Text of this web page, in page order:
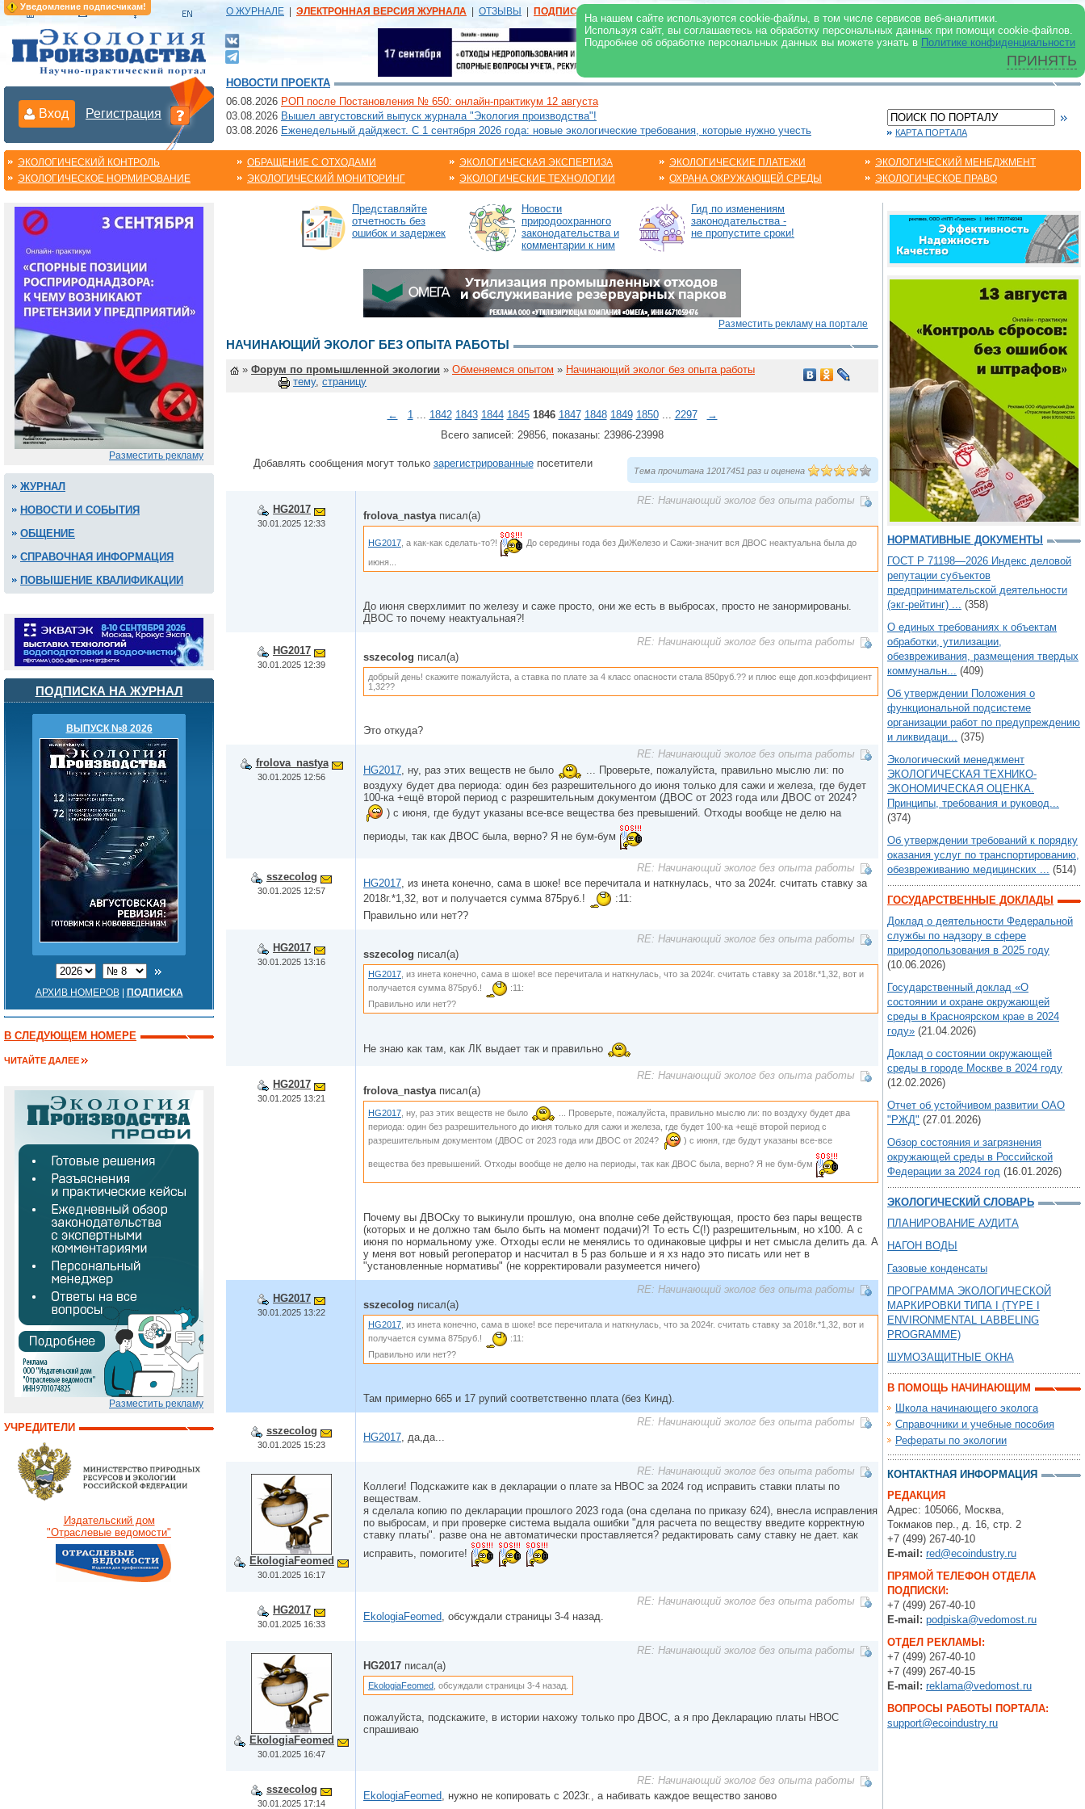
Уведомление подписчикам!
На нашем сайте используются cookie-файлы, в том числе сервисов веб-аналитики.
Используя сайт, вы соглашаетесь на обработку персональных данных при помощи cookie-файлов.
Подробнее об обработке персональных данных вы можете узнать в Политике конфиденциальности
ПРИНЯТЬ
О ЖУРНАЛЕ ЭЛЕКТРОННАЯ ВЕРСИЯ ЖУРНАЛА ОТЗЫВЫ ПОДПИСКА | В ЖУРНАЛЕ В ИНТЕРНЕТ
Вход Регистрация
НОВОСТИ ПРОЕКТА
06.08.2026 РОП после Постановления № 650: онлайн-практикум 12 августа
03.08.2026 Вышел августовский выпуск журнала "Экология производства"!
03.08.2026 Еженедельный дайджест. С 1 сентября 2026 года: новые экологические требования, которые нужно учесть КАРТА ПОРТАЛА
ЭКОЛОГИЧЕСКИЙ КОНТРОЛЬ
ЭКОЛОГИЧЕСКОЕ НОРМИРОВАНИЕ
ОБРАЩЕНИЕ С ОТХОДАМИ
ЭКОЛОГИЧЕСКИЙ МОНИТОРИНГ
ЭКОЛОГИЧЕСКАЯ ЭКСПЕРТИЗА
ЭКОЛОГИЧЕСКИЕ ТЕХНОЛОГИИ
ЭКОЛОГИЧЕСКИЕ ПЛАТЕЖИ
ОХРАНА ОКРУЖАЮЩЕЙ СРЕДЫ
ЭКОЛОГИЧЕСКИЙ МЕНЕДЖМЕНТ
ЭКОЛОГИЧЕСКОЕ ПРАВО
Разместить рекламу
ЖУРНАЛ
НОВОСТИ И СОБЫТИЯ
ОБЩЕНИЕ
СПРАВОЧНАЯ ИНФОРМАЦИЯ
ПОВЫШЕНИЕ КВАЛИФИКАЦИИ
ПОДПИСКА НА ЖУРНАЛ
ВЫПУСК №8 2026
АРХИВ НОМЕРОВ| ПОДПИСКА
В СЛЕДУЮЩЕМ НОМЕРЕ
ЧИТАЙТЕ ДАЛЕЕ
Разместить рекламу
УЧРЕДИТЕЛИ
Издательский дом
"Отраслевые ведомости"
Представляйте
отчетность без
ошибок и задержек
Новости
природоохранного
законодательства и
комментарии к ним
Гид по изменениям
законодательства -
не пропустите сроки!
Разместить рекламу на портале
НАЧИНАЮЩИЙ ЭКОЛОГ БЕЗ ОПЫТА РАБОТЫ
» Форум по промышленной экологии » Обменяемся опытом » Начинающий эколог без опыта работы
тему, страницу
← 1... 1842 1843 1844 1845 1846 1847 1848 1849 1850... 2297
→
Всего записей: 29856, показаны: 23986-23998
Тема прочитана 12017451 раз и оценена
Добавлять сообщения могут только зарегистрированныепосетители
HG2017
30.01.2025 12:33
RE: Начинающий эколог без опыта работы
frolova_nastyaписал(а)
HG2017, а как-как сделать-то?!
До середины года без ДиЖелезо и Сажи-значит вся ДВОС неактуальна была до
июня...
До июня сверхлимит по железу и саже просто, они же есть в выбросах, просто не занормированы.
ДВОС то почему неактуальная?!
HG2017
30.01.2025 12:39
RE: Начинающий эколог без опыта работы
sszecolog писал(а)
добрый день! скажите пожалуйста, а ставка по плате за 4 класс опасности стала 850руб.?? и плюс еще доп.коэффициент
1,32??
Это откуда?
frolova_nastya
30.01.2025 12:56
RE: Начинающий эколог без опыта работы
HG2017, ну, раз этих веществ не было
... Проверьте, пожалуйста, правильно мыслю ли: по
воздуху будет два периода: один без разрешительного до июня только для сажи и железа, где будет
100-ка +ещё второй период с разрешительным документом (ДВОС от 2023 года или ДВОС от 2024?
) с июня, где будут указаны все-все вещества без превышений. Отходы вообще не делю на
периоды, так как ДВОС была, верно? Я не бум-бум
sszecolog
30.01.2025 12:57
RE: Начинающий эколог без опыта работы
HG2017, из инета конечно, сама в шоке! все перечитала и наткнулась, что за 2024г. считать ставку за
2018г.*1,32, вот и получается сумма 875руб.!
:11:
Правильно или нет??
HG2017
30.01.2025 13:16
RE: Начинающий эколог без опыта работы
sszecolog писал(а)
HG2017 , из инета конечно, сама в шоке! все перечитала и наткнулась, что за 2024г. считать ставку за 2018г.*1,32, вот и
получается сумма 875руб.!
:11:
Правильно или нет??
Не знаю как там, как ЛК выдает так и правильно
HG2017
30.01.2025 13:21
RE: Начинающий эколог без опыта работы
frolova_nastyaписал(а)
HG2017 , ну, раз этих веществ не было
... Проверьте, пожалуйста, правильно мыслю ли: по воздуху будет два
периода: один без разрешительного до июня только для сажи и железа, где будет 100-ка +ещё второй период с
разрешительным документом (ДВОС от 2023 года или ДВОС от 2024?
) с июня, где будут указаны все-все
вещества без превышений. Отходы вообще не делю на периоды, так как ДВОС была, верно? Я не бум-бум
Почему вы ДВОСку то выкинули прошлую, она вполне себе действующая, просто без пары веществ
(которых и не должно там было быть на момент подачи)?! То есть С(!) разрешительным, но х100. А с
июня по нормальному уже. Отходы если не менялись то одинаковые цифры и нет смысла делить да. А
у меня вот новый регоператор и насчитал в 5 раз больше и я хз надо это писать или нет в
"установленные нормативы" (не корректировали разумеется ничего)
HG2017
30.01.2025 13:22
RE: Начинающий эколог без опыта работы
sszecolog писал(а)
HG2017 , из инета конечно, сама в шоке! все перечитала и наткнулась, что за 2024г. считать ставку за 2018г.*1,32, вот и
получается сумма 875руб.!
:11:
Правильно или нет??
Там примерно 665 и 17 рупий соответственно плата (без Кинд).
sszecolog
30.01.2025 15:23
RE: Начинающий эколог без опыта работы
HG2017, да,да...
EkologiaFeomed
30.01.2025 16:17
RE: Начинающий эколог без опыта работы
Коллеги! Подскажите как в декларации о плате за НВОС за 2024 год исправить ставки платы по
веществам.
я сделала копию по декларации прошлого 2023 года (она сделана по приказу 624), внесла исправления
по выбросам, и при проверке система выдала ошибки "для расчета по веществу введите корректную
ставку платы". разве она не автоматически проставляется? редактировать саму ставку не дает. как
исправить, помогите!
HG2017
30.01.2025 16:33
RE: Начинающий эколог без опыта работы
EkologiaFeomed, обсуждали страницы 3-4 назад.
EkologiaFeomed
30.01.2025 16:47
RE: Начинающий эколог без опыта работы
HG2017 писал(а)
EkologiaFeomed , обсуждали страницы 3-4 назад.
пожалуйста, подскажите, в истории нахожу только про ДВОС, а я про Декларацию платы НВОС
спрашиваю
sszecolog
30.01.2025 17:14
RE: Начинающий эколог без опыта работы
EkologiaFeomed, нужно не копировать с 2023г., а набивать каждое вещество заново
НОРМАТИВНЫЕ ДОКУМЕНТЫ
ГОСТ Р 71198—2026 Индекс деловой
репутации субъектов
предпринимательской деятельности
(экг-рейтинг) ... (358)
О единых требованиях к объектам
обработки, утилизации,
обезвреживания, размещения твердых
коммунальн... (409)
Об утверждении Положения о
функциональной подсистеме
организации работ по предупреждению
и ликвидаци... (375)
Экологический менеджмент
ЭКОЛОГИЧЕСКАЯ ТЕХНИКО-
ЭКОНОМИЧЕСКАЯ ОЦЕНКА.
Принципы, требования и руковод...
(374)
Об утверждении требований к порядку
оказания услуг по транспортированию,
обезвреживанию медицинских ... (514)
ГОСУДАРСТВЕННЫЕ ДОКЛАДЫ
Доклад о деятельности Федеральной
службы по надзору в сфере
природопользования в 2025 году
(10.06.2026)
Государственный доклад «О
состоянии и охране окружающей
среды в Красноярском крае в 2024
году» (21.04.2026)
Доклад о состоянии окружающей
среды в городе Москве в 2024 году
(12.02.2026)
Отчет об устойчивом развитии ОАО
"РЖД" (27.01.2026)
Обзор состояния и загрязнения
окружающей среды в Российской
Федерации за 2024 год (16.01.2026)
ЭКОЛОГИЧЕСКИЙ СЛОВАРЬ
ПЛАНИРОВАНИЕ АУДИТА
НАГОН ВОДЫ
Газовые конденсаты
ПРОГРАММА ЭКОЛОГИЧЕСКОЙ
МАРКИРОВКИ ТИПА I (TYPE I
ENVIRONMENTAL LABBELING
PROGRAMME)
ШУМОЗАЩИТНЫЕ ОКНА
В ПОМОЩЬ НАЧИНАЮЩИМ
Школа начинающего эколога
Справочники и учебные пособия
Рефераты по экологии
КОНТАКТНАЯ ИНФОРМАЦИЯ
РЕДАКЦИЯ
Адрес: 105066, Москва,
Токмаков пер., д. 16, стр. 2
+7 (499) 267-40-10
E-mail: red@ecoindustry.ru
ПРЯМОЙ ТЕЛЕФОН ОТДЕЛА
ПОДПИСКИ:
+7 (499) 267-40-10
E-mail: podpiska@vedomost.ru
ОТДЕЛ РЕКЛАМЫ:
+7 (499) 267-40-10
+7 (499) 267-40-15
E-mail: reklama@vedomost.ru
ВОПРОСЫ РАБОТЫ ПОРТАЛА:
support@ecoindustry.ru